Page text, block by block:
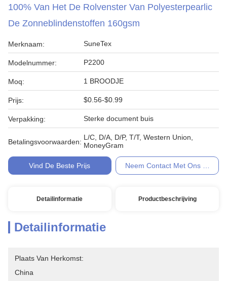
100% Van Het De Rolvenster Van Polyesterpearlic
De Zonneblindenstoffen 160gsm
Merknaam: SuneTex
Modelnummer: P2200
Moq: 1 BROODJE
Prijs: $0.56-$0.99
Verpakking: Sterke document buis
Betalingsvoorwaarden:
L/C, D/A, D/P, T/T, Western Union,
MoneyGram
Vind De Beste Prijs Neem Contact Met Ons Op
Detailinformatie Productbeschrijving
Detailinformatie
Plaats Van Herkomst:
China